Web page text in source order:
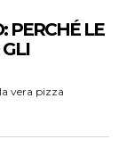
PERCHÉ LE
vera pizza